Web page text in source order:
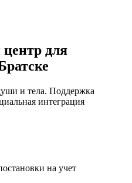
для
и тела. Поддержка
интеграция
на учет